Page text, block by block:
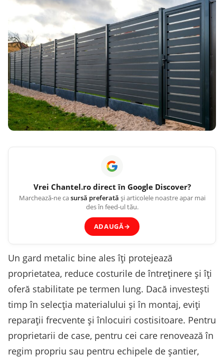
Vrei Chantel.rodirect în Google Discover?
Marchează-ne casursă preferată și articolele noastre apar mai
des în feed-ul tău.
ADAUGĂ→
Un gard metalic bine ales îți protejează
proprietatea, reduce costurile de întreținere și îți
oferă stabilitate pe termen lung. Dacă investești
timp în selecția materialului și în montaj, eviți
reparații frecvente și înlocuiri costisitoare. Pentru
proprietarii de case, pentru cei care renovează în
regim propriu sau pentru echipele de șantier,